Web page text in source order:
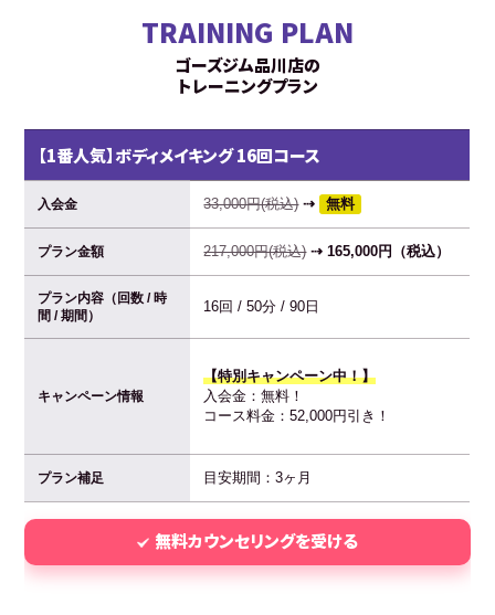
TRAINING PLAN
ゴーズジム品川店の
トレーニングプラン
【1番人気】ボディメイキング 16回コース
入会金 33,000円(税込)⇢ 無料
プラン金額 217,000円(税込)⇢ 165,000円（税込）
プラン内容（回数 / 時
間 / 期間）
16回 / 50分 / 90日
キャンペーン情報
【特別キャンペーン中！】
入会金：無料！
コース料金：52,000円引き！
プラン補足 目安期間：3ヶ月
無料カウンセリングを受ける